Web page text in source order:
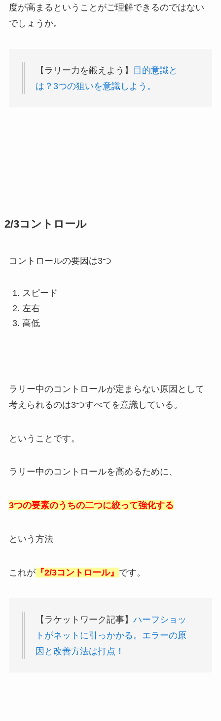
度が高まるということがご理解できるのではない
でしょうか。
【ラリー力を鍛えよう】
目的意識と
は？3つの狙いを意識しよう。
2/3コントロール
コントロールの要因は3つ
スピード
左右
高低
ラリー中のコントロールが定まらない原因として
考えられるのは3つすべてを意識している。
ということです。
ラリー中のコントロールを高めるために、
3つの要素のうちの二つに絞って強化する
という方法
これが『2/3コントロール』 です。
【ラケットワーク記事】 ハーフショッ
トがネットに引っかかる。エラーの原
因と改善方法は打点！